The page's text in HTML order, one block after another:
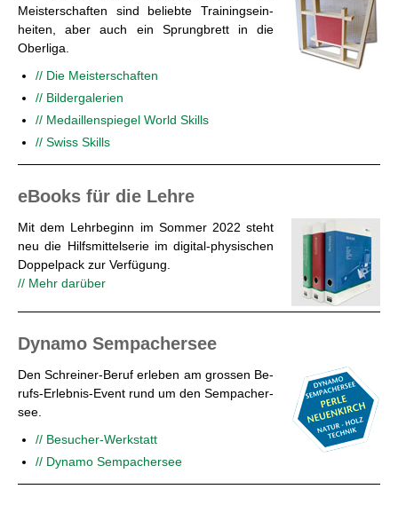
Meis­ter­schaf­ten sind be­lieb­te Trai­nings­ein­
hei­ten, aber auch ein Sprung­brett in die
Ober­li­ga.
// Die Meis­ter­schaf­ten
// Bil­der­ga­le­ri­en
// Me­dail­len­spie­gel World Skills
// Swiss Skills
eBooks für die Lehre
Mit dem Lehr­be­ginn im Som­mer 2022 steht
neu die Hilfs­mit­tel­se­rie im di­gi­tal-phy­si­schen
Dop­pel­pack zur Ver­fü­gung.
// Mehr dar­über
Dy­na­mo Sem­pa­cher­see
Den Schrei­ner-Be­ruf er­le­ben am gros­sen Be­
rufs-Er­leb­nis-Event rund um den Sem­pa­cher­
see.
// Be­su­cher-Werk­statt
// Dy­na­mo Sem­pa­cher­see